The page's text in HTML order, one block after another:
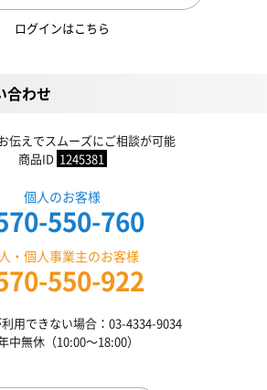
ログインはこちら
合わせ
伝えでスムーズにご相談が可能
商品ID 1245381
個人のお客様
550-760
・個人事業主のお客様
550-922
利用できない場合：03-4334-9034
中無休（10:00〜18:00）